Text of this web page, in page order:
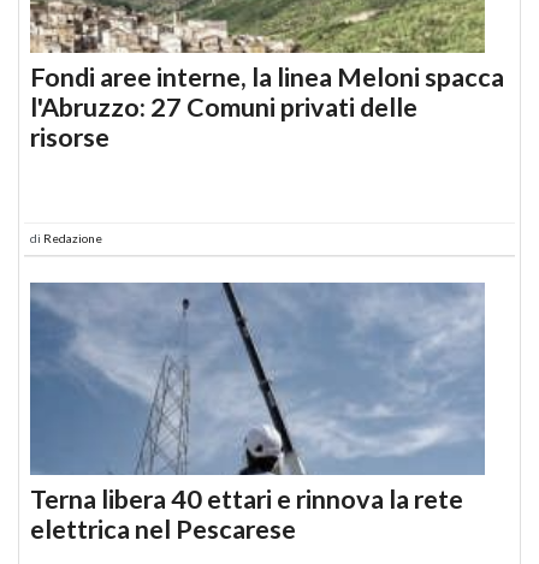
Fondi aree interne, la linea Meloni spacca
l'Abruzzo: 27 Comuni privati delle
risorse
di Redazione
Terna libera 40 ettari e rinnova la rete
elettrica nel Pescarese